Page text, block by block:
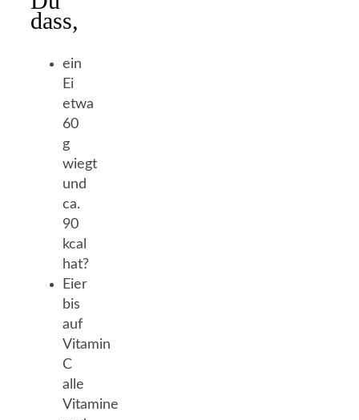
dass,
ein
Ei
etwa
60
g
wiegt
und
ca.
90
kcal
hat?
Eier
bis
auf
Vitamin
C
alle
Vitamine